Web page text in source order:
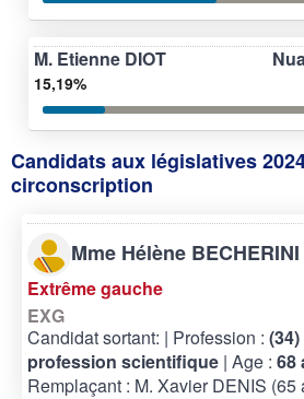
M. Etienne DIOT
15,19%
Candidats aux législatives
circonscription
Mme Hélène BECHERINI
Extrême gauche
EXG
Candidat sortant: | Profession :
profession scientifique | Age : 68
Remplaçant : M. Xavier DENIS (65